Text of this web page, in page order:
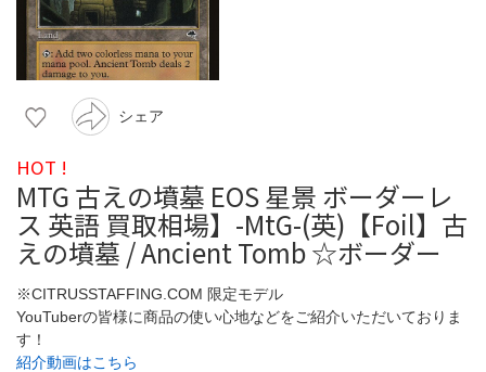
シェア
HOT !
MTG 古えの墳墓 EOS 星景 ボーダーレ
ス 英語 買取相場】-MtG-(英)【Foil】古
えの墳墓 / Ancient Tomb ☆ボーダー
※CITRUSSTAFFING.COM 限定モデル
YouTuberの皆様に商品の使い心地などをご紹介いただいておりま
す！
紹介動画はこちら